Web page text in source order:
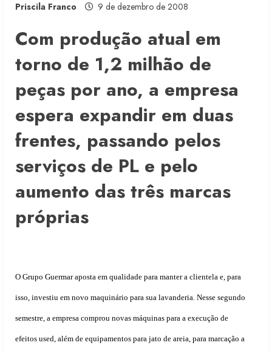
Priscila Franco 9 de dezembro de 2008
Com produção atual em
torno de 1,2 milhão de
peças por ano, a empresa
espera expandir em duas
frentes, passando pelos
serviços de PL e pelo
aumento das três marcas
próprias
O Grupo Guermar aposta em qualidade para manter a clientela e, para
isso, investiu em novo maquinário para sua lavanderia. Nesse segundo
semestre, a empresa comprou novas máquinas para a execução de
efeitos used, além de equipamentos para jato de areia, para marcação a